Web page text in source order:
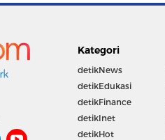
Kategori
detikNews
detikEdukasi
detikFinance
detikInet
detikHot